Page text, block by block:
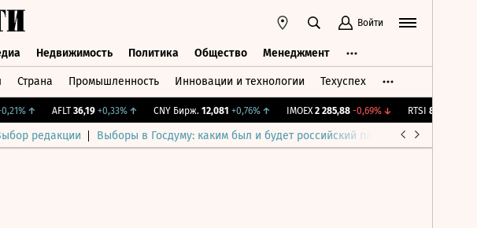
Войти
Недвижимость Политика Общество Менеджмент
Страна Промышленность Инновации и технологии Техуспех
↑ AFLT 36,19 +0,33%↑ CNY Бирж. 12,081 +0,76%↑ IMOEX 2 285,88 -0,69%↓ RTSI 884,56
редакции Выборы в Госдуму: каким был и будет российский парламент